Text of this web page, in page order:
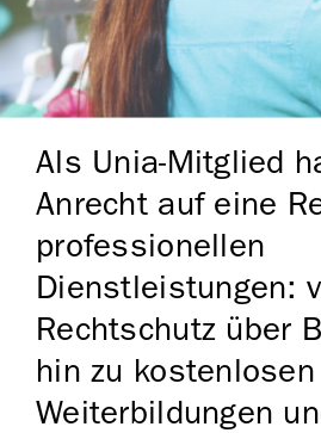
Als Unia-Mitglied
Anrecht auf eine
professionellen
Dienstleistungen:
Rechtschutz über
hin zu kostenlosen
Weiterbildungen